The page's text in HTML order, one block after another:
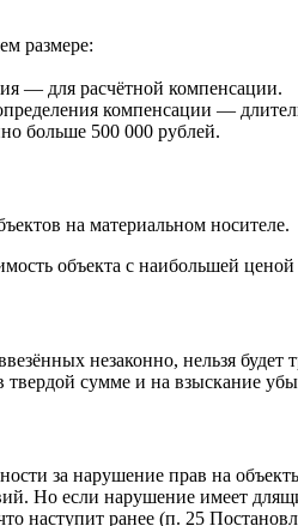
размере:
— для расчётной компенсации.
компенсации —
больше 500 000 рублей.
на материальном носителе.
объекта с наибольшей
незаконно, нельзя
сумме и на взыскание
за нарушение прав на
Но если нарушение имеет
наступит ранее (п. 25